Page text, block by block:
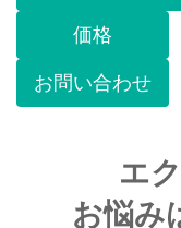
価格
お問い合わせ
エ
お悩み